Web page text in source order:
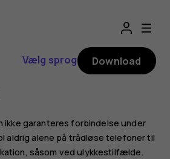
Vælg sprog Download
ikke garanteres forbindelse under
aldrig alene på trådløse telefoner til
såsom ved ulykkestilfælde.